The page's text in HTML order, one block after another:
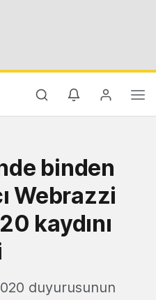
binden
Webrazzi
kaydını
duyurusunun